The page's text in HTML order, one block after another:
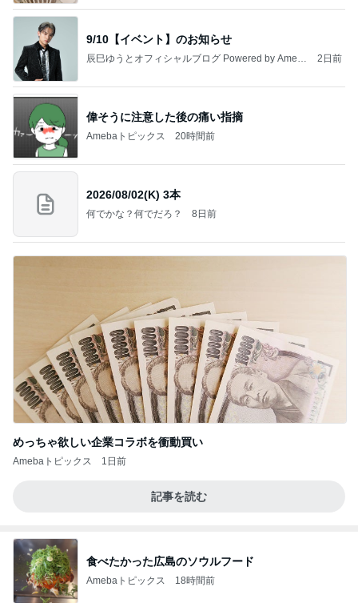
9/10【イベント】のお知らせ
辰巳ゆうとオフィシャルブログ Powered by Ameb
2日前
偉そうに注意した後の痛い指摘
Amebaトピックス 20時間前
2026/08/02(K) 3本
何でかな？何でだろ？ 8日前
めっちゃ欲しい企業コラボを衝動買い
Amebaトピックス 1日前
記事を読む
食べたかった広島のソウルフード
Amebaトピックス 18時間前